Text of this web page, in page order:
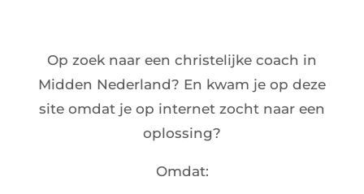
Op zoek naar een christelijke coach in
Midden Nederland? En kwam je op deze
site omdat je op internet zocht naar een
oplossing?
Omdat: